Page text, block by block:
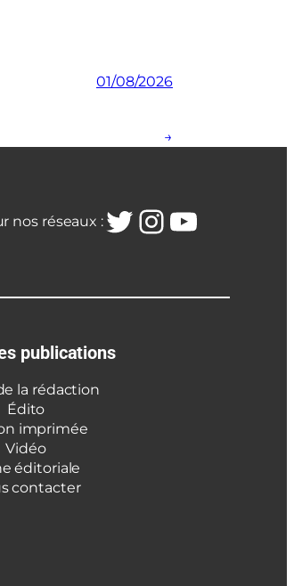
01/08/2026
→
nos réseaux :Twitter
publications
la rédaction
Édito
imprimée
Vidéo
éditoriale
contacter